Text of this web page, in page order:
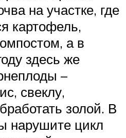
на участке, где
картофель,
а в
здесь же
–
свеклу,
золой. В
нарушите цикл